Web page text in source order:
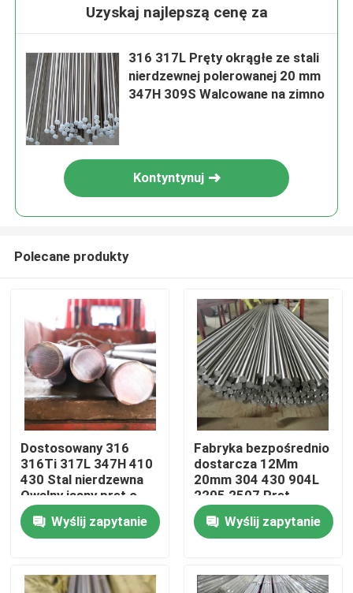
Dom
O nas
Łączność
Uzyskaj najlepszą cenę za
316 317L Pręty okrągłe ze stali
nierdzewnej polerowanej 20 mm
347H 309S Walcowane na zimno
Kontyntynuj
Polecane produkty
Dostosowany 316
316Ti 317L 347H 410
430 Stal nierdzewna
Owalny jasny pręt o
grubości 8 mm
Wyślij zapytanie
Fabryka bezpośrednio
dostarcza 12Mm
20mm 304 430 904L
2205 2507 Pręt
okrągły ze stali
nierdzewnej Stock
Wyślij zapytanie